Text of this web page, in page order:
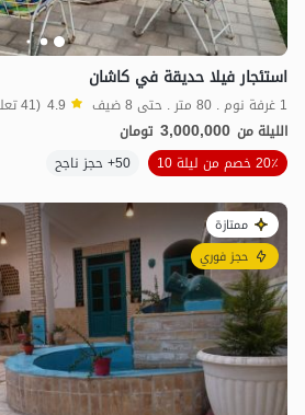
استئجار فيلا حديقة في كاشان
1 غرفة نوم . 80 متر . حتى 8 ضيف 4.9 (41 تعليق)
الليلة من 3,000,000 تومان
20٪ خصم من ليلة 10
50+ حجز ناجح
ممتازة
حجز فوري